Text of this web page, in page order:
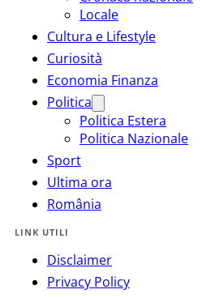
Locale
Cultura e Lifestyle
Curiosità
Economia Finanza
Politica
Politica Estera
Politica Nazionale
Sport
Ultima ora
România
LINK UTILI
Disclaimer
Privacy Policy